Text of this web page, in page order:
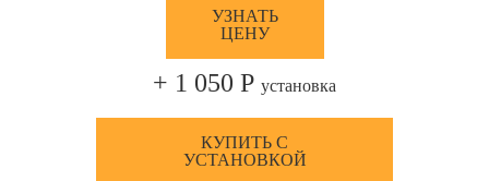
УЗНАТЬ
ЦЕНУ
+ 1 050 Р установка
КУПИТЬ С
УСТАНОВКОЙ